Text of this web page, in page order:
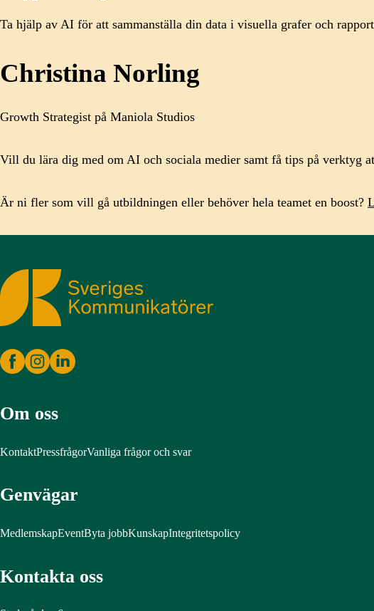
Ta hjälp av AI för att sammanställa din data i visuella grafer och
Christina Norling
Growth Strategist på Maniola Studios
Vill du lära dig med om AI och sociala medier samt få tips på verktyg
Är ni fler som vill gå utbildningen eller behöver hela teamet en boost?
Sveriges Kommunikatörer
Om oss
KontaktPressfrågorVanliga frågor och svar
Genvägar
MedlemskapEventByta jobbKunskapIntegritetspolicy
Kontakta oss